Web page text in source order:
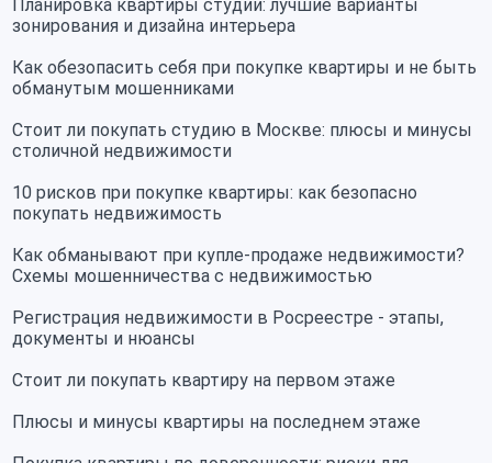
Планировка квартиры студии: лучшие варианты
зонирования и дизайна интерьера
Как обезопасить себя при покупке квартиры и не быть
обманутым мошенниками
Стоит ли покупать студию в Москве: плюсы и минусы
столичной недвижимости
10 рисков при покупке квартиры: как безопасно
покупать недвижимость
Как обманывают при купле-продаже недвижимости?
Схемы мошенничества с недвижимостью
Регистрация недвижимости в Росреестре - этапы,
документы и нюансы
Стоит ли покупать квартиру на первом этаже
Плюсы и минусы квартиры на последнем этаже